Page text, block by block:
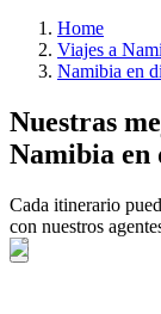
Home
Viajes a
Namibia en
Nuestras
Namibia en
Cada itinerario
con nuestros